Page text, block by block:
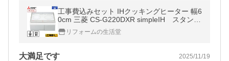
工事費込みセット IHクッキングヒーター 幅6
0cm 三菱 CS-G220DXR simpleIH スタンダ
ードタイプ IHヒーター IH調理器 爆買
リフォームの生活堂
大満足です 2025/11/19